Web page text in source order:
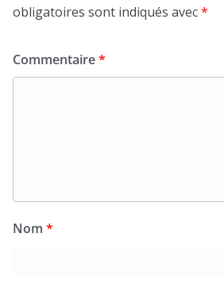
obligatoires sont indiqués avec*
Commentaire*
Nom *